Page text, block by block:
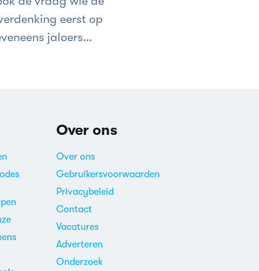
eerst op
jaloers
Over ons
Over ons
Gebruikersvoorwaarden
Privacybeleid
Contact
Vacatures
Adverteren
Onderzoek